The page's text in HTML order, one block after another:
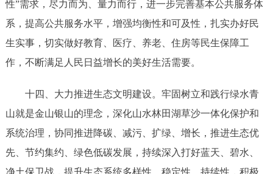
性”需求，尽力而为、量力而行，进一步完善基本公共服务体
系，提高公共服务水平，增强均衡性和可及性，扎实办好民
生实事，切实做好教育、医疗、养老、住房等民生保障工
作，不断满足人民日益增长的美好生活需要。
十四 大力推进生态文明建设。 牢固树立和践行绿水青
山就是金山银山的理念，深化山水林田湖草沙一体化保护和
系统治理，协同推进降碳、减污、扩绿、增长，推进生态优
先、节约集约、绿色低碳发展，持续深入打好蓝天、碧水、
净土保卫战，提升生态系统多样性、稳定性、持续性，积极